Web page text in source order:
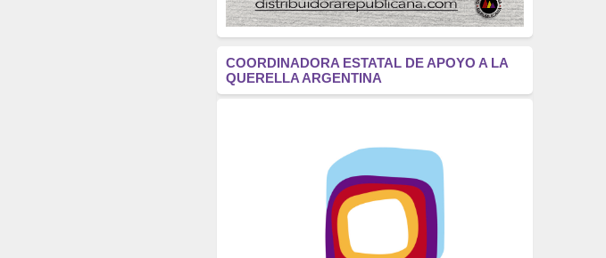
mujer
(1070)
Eventos
(914)
Crímenes del franquismo
(721)
(699)
(607)
COORDINADORA ESTATAL DE APOYO A LA
QUERELLA ARGENTINA